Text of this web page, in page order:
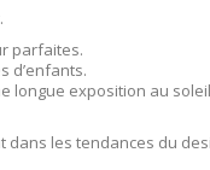
parfaites.
d’enfants.
longue exposition au
dans les tendances du